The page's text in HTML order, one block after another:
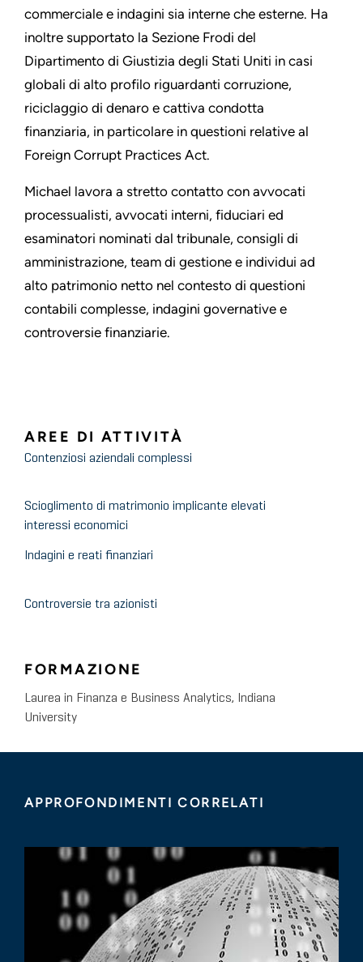
commerciale e indagini sia interne che esterne. Ha
inoltre supportato la Sezione Frodi del
Dipartimento di Giustizia degli Stati Uniti in casi
globali di alto profilo riguardanti corruzione,
riciclaggio di denaro e cattiva condotta
finanziaria, in particolare in questioni relative al
Foreign Corrupt Practices Act.
Michael lavora a stretto contatto con avvocati
processualisti, avvocati interni, fiduciari ed
esaminatori nominati dal tribunale, consigli di
amministrazione, team di gestione e individui ad
alto patrimonio netto nel contesto di questioni
contabili complesse, indagini governative e
controversie finanziarie.
AREE DI ATTIVITÀ
Contenziosi aziendali complessi
Scioglimento di matrimonio implicante elevati
interessi economici
Indagini e reati finanziari
Controversie tra azionisti
FORMAZIONE
Laurea in Finanza e Business Analytics, Indiana
University
APPROFONDIMENTI CORRELATI